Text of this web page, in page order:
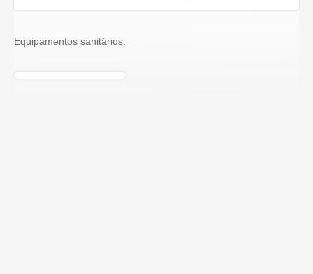
Equipamentos sanitários.